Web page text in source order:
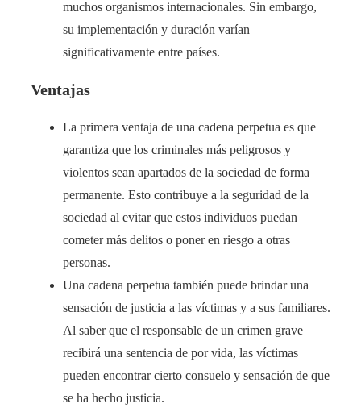
muchos organismos internacionales. Sin embargo,
su implementación y duración varían
significativamente entre países.
Ventajas
La primera ventaja de una cadena perpetua es que
garantiza que los criminales más peligrosos y
violentos sean apartados de la sociedad de forma
permanente. Esto contribuye a la seguridad de la
sociedad al evitar que estos individuos puedan
cometer más delitos o poner en riesgo a otras
personas.
Una cadena perpetua también puede brindar una
sensación de justicia a las víctimas y a sus familiares.
Al saber que el responsable de un crimen grave
recibirá una sentencia de por vida, las víctimas
pueden encontrar cierto consuelo y sensación de que
se ha hecho justicia.